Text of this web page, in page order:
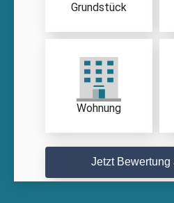
Grundstück
Wohnung
Jetzt Bewertung